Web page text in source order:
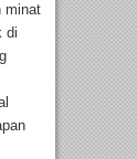
minat
di